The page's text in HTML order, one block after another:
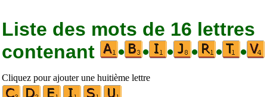
Liste des mots de 16 lettres
contenant
• • • • • •
Cliquez pour ajouter une huitième lettre